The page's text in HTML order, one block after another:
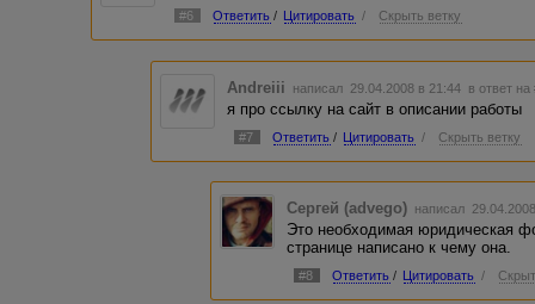
#6 Ответить / Цитировать / Скрыть ветку
Andreiii написал 29.04.2008 в 21:44 в ответ на
я про ссылку на сайт в описании работы
#7 Ответить / Цитировать / Скрыть ветку
Сергей (advego) написал
Это необходимая юридическая
странице написано к чему она.
#8 Ответить / Цитировать /